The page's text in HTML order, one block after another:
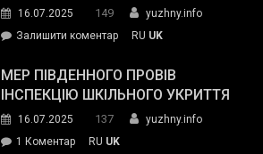
силових
та
органів:
«Наш
спільний
16.07.2025 149
yuzhny.info
Залишити коментарon
ДСНС
власноруч
пожежу
у
RU UK
МЕР ПІВДЕННОГО ПРОВІВ
ІНСПЕКЦІЮ ШКІЛЬНОГО УКРИТТЯ
16.07.2025 137
yuzhny.info
1 Коментардо RU UK